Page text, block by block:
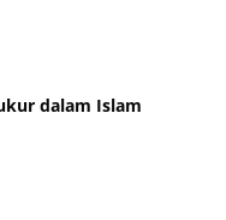
dalam Islam